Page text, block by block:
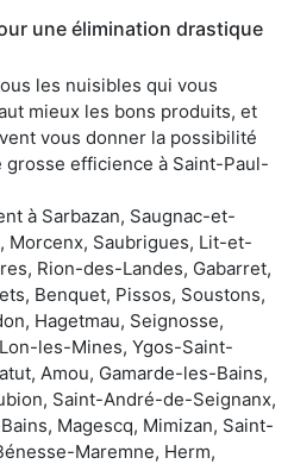
une élimination drastique
les nuisibles qui vous
mieux les bons produits, et
vous donner la possibilité
efficience à Saint-Paul-
à Sarbazan, Saugnac-et-
Morcenx, Saubrigues, Lit-et-
Rion-des-Landes, Gabarret,
Benquet, Pissos, Soustons,
Hagetmau, Seignosse,
les-Mines, Ygos-Saint-
Amou, Gamarde-les-Bains,
Saint-André-de-Seignanx,
Magescq, Mimizan, Saint-
Maremne, Herm,